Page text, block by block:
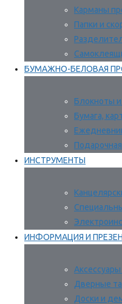
Карманы
Папки и
БУМАЖНО-БЕЛОВАЯ
Блокноты
Бумага,
ИНСТРУМЕНТЫ
ИНФОРМАЦИЯ И
Дверные
Доски и